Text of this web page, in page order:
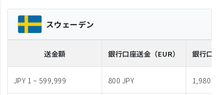
スウェーデン
送金額 銀行口座送金 （EUR） 銀行口
JPY 1 ~ 599,999 800 JPY 1,980